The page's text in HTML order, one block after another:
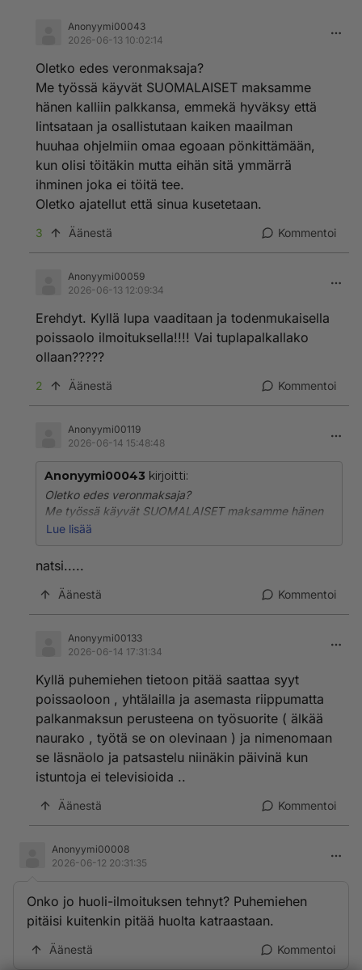
Anonyymi00043
2026-06-13 10:02:14
Oletko edes veronmaksaja?
Me työssä käyvät SUOMALAISET maksamme
hänen kalliin palkkansa, emmekä hyväksy että
lintsataan ja osallistutaan kaiken maailman
huuhaa ohjelmiin omaa egoaan pönkittämään,
kun olisi töitäkin mutta eihän sitä ymmärrä
ihminen joka ei töitä tee.
Oletko ajatellut että sinua kusetetaan.
3 Äänestä Kommentoi
Anonyymi00059
2026-06-13 12:09:34
Erehdyt. Kyllä lupa vaaditaan ja todenmukaisella
poissaolo ilmoituksella!!!! Vai tuplapalkallako
ollaan?????
2 Äänestä Kommentoi
Anonyymi00119
2026-06-14 15:48:48
Anonyymi00043 kirjoitti:
Oletko edes veronmaksaja?
Me työssä käyvät SUOMALAISET maksamme hänen
kalliin palkkansa, emmekä hyväksy että lintsataan ja
egoaan pönkittämään, kun olisi töitäkin mutta eihän
Oletko ajatellut että sinua kusetetaan.
Lue lisää
natsi.....
Äänestä Kommentoi
Anonyymi00133
2026-06-14 17:31:34
Kyllä puhemiehen tietoon pitää saattaa syyt
poissaoloon , yhtälailla ja asemasta riippumatta
palkanmaksun perusteena on työsuorite ( älkää
naurako , työtä se on olevinaan ) ja nimenomaan
se läsnäolo ja patsastelu niinäkin päivinä kun
istuntoja ei televisioida ..
Äänestä Kommentoi
Anonyymi00008
2026-06-12 20:31:35
Onko jo huoli-ilmoituksen tehnyt? Puhemiehen
pitäisi kuitenkin pitää huolta katraastaan.
Äänestä Kommentoi